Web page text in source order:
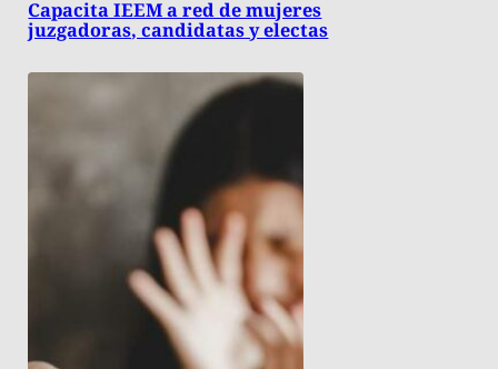
Capacita IEEM a red de mujeres
juzgadoras, candidatas y electas